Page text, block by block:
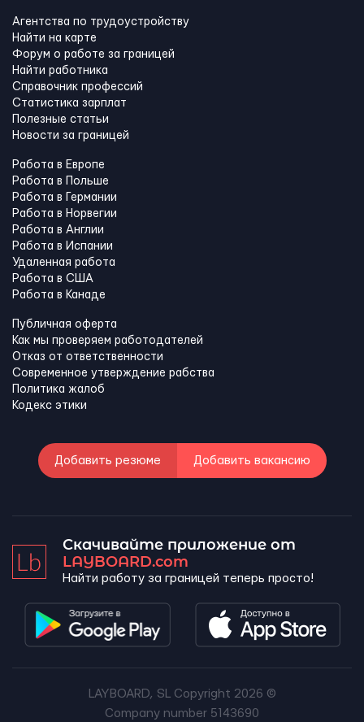
Агентства по трудоустройству
Найти на карте
Форум о работе за границей
Найти работника
Справочник профессий
Статистика зарплат
Полезные статьи
Новости за границей
Работа в Европе
Работа в Польше
Работа в Германии
Работа в Норвегии
Работа в Англии
Работа в Испании
Удаленная работа
Работа в США
Работа в Канадe
Публичная оферта
Как мы проверяем работодателей
Отказ от ответственности
Современное утверждение рабства
Политика жалоб
Кодекс этики
Добавить резюме Добавить вакансию
Скачивайте приложение от
LAYBOARD.com
Найти работу за границей теперь просто!
LAYBOARD, SL Copyright 2026 ©
Company number 5143690